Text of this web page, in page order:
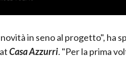
in seno al progetto", ha
Casa Azzurri. "Per la prima